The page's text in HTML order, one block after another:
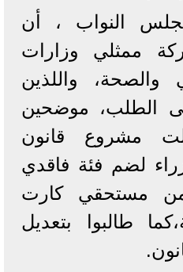
النواب ، أن
ممثلي وزارات
والصحة، واللذين
الطلب، موضحين
مشروع قانون
لضم فئة فاقدي
مستحقي كارت
طالبوا بتعديل